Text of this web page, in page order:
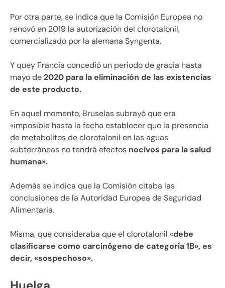
Por otra parte, se indica que la Comisión Europea no
renovó en 2019 la autorización del clorotalonil,
comercializado por la alemana Syngenta.
Y quey Francia concedió un periodo de gracia hasta
mayo de2020 para la eliminación de las existencias
de este producto.
En aquel momento, Bruselas subrayó que era
«imposible hasta la fecha establecer que la presencia
de metabolitos de clorotalonil en las aguas
subterráneas no tendrá efectos nocivos para la salud
humana».
Además se indica que la Comisión citaba las
conclusiones de la Autoridad Europea de Seguridad
Alimentaria.
Misma, que consideraba que el clorotalonil «debe
clasificarse como carcinógeno de categoría 1B», es
decir, «sospechoso».